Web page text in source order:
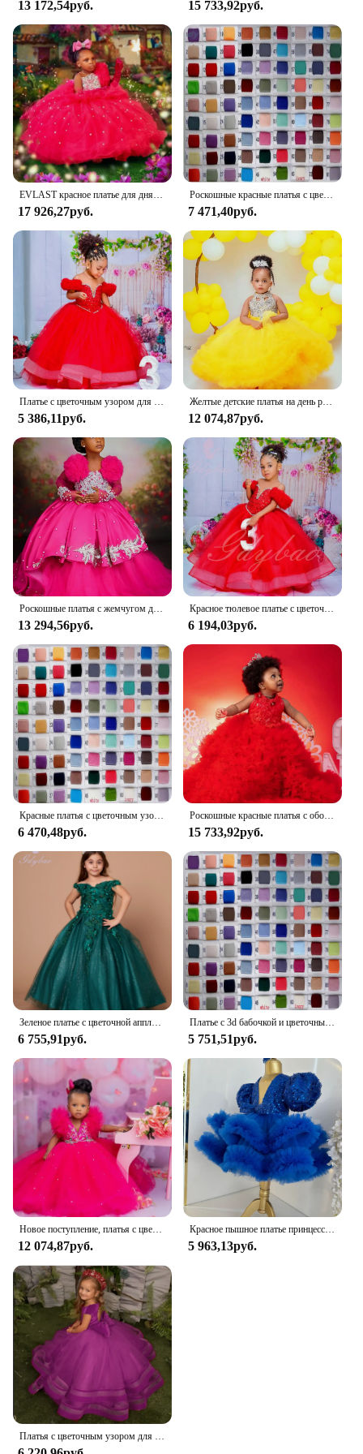
13 172,54руб. 15 733,92руб.
EVLAST красное платье для дня рождения для девочек по индивидуальному заказу, пышное платье принцессы с цветочным узором для девочек на свадьбу, для маленьких детей, для фотосессии FD16
17 926,27руб.
Роскошные красные платья с цветочным узором для девочек, вечерние платья принцессы с бисером, очень пышные платья с цветочным узором для девочек, бальные платья для маленьких детей для фото
7 471,40руб.
Платье с цветочным узором для девочек, плиссированное платье с прозрачным вырезом и оборками, многоуровневое бальное платье из тюля с блестками для свадьбы, детское платье для первого причастия на день рождения
5 386,11руб.
Желтые детские платья на день рождения, индивидуальные платья с высоким воротом и бисером для девочек-цветочниц на свадьбу, платья для выпускного вечера для маленьких девочек
12 074,87руб.
Роскошные платья с жемчугом для девочек-цветочниц цвета фуксии с длинными рукавами и кристаллами, детское платье по индивидуальному заказу для свадьбы, платья для первого дня рождения
13 294,56руб.
Красное тюлевое платье с цветочным узором для девочек на свадьбу, расшитое бисером оборками, пышная аппликация, детское платье принцессы для дня рождения, первого причастия
6 194,03руб.
Красные платья с цветочным узором для девочек по индивидуальному заказу на свадьбу, кружевное тюлевое платье с золотыми аппликациями, детское праздничное платье для дня рождения, первого причастия
6 470,48руб.
Роскошные красные платья с оборками и цветами для девочек, платье принцессы с блестками для первого дня рождения, яркое платье для свадьбы
15 733,92руб.
Зеленое платье с цветочной аппликацией для девочек на свадьбу, роскошные пышные платья без рукавов с бантом, детские бальные платья для первого причастия на день рождения
6 755,91руб.
Платье с 3d бабочкой и цветочным узором для девочек на свадьбу, розовое винно-красное кружево, пышное тюлевое детское бальное платье на день рождения, первое причастие
5 751,51руб.
Новое поступление, платья с цветочным узором для девочек, фуксия, с короткими рукавами, тюлевое многоярусное платье по индивидуальному заказу для свадьбы, платья для первого дня рождения
12 074,87руб.
Красное пышное платье принцессы с цветочным узором для маленьких девочек на день рождения по индивидуальному заказу для свадебной вечеринки, тюлевое платье для выпускного вечера со шлейфом
5 963,13руб.
Платья с цветочным узором для девочек, красное бархатное платье с большим бантом, платье маленькой принцессы, детская одежда, платье для дня рождения, детское платье для первого причастия